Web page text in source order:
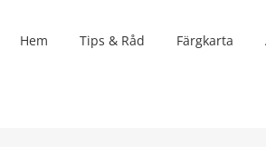
Hem Tips & Råd Färgkarta